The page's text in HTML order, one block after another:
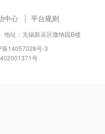
中心 平台规则
址：无锡新吴区微纳园B楼
备14057028号-3
号